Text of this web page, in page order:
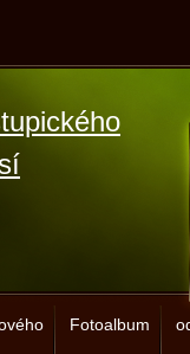
Fotoalbum